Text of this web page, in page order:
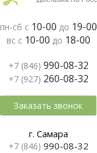
пн-сб с 10-00 до 19-00
вс с 10-00 до 18-00
+7 (846) 990-08-32
+7 (927) 260-08-32
Заказать звонок
г. Самара
+7 (846) 990-08-32